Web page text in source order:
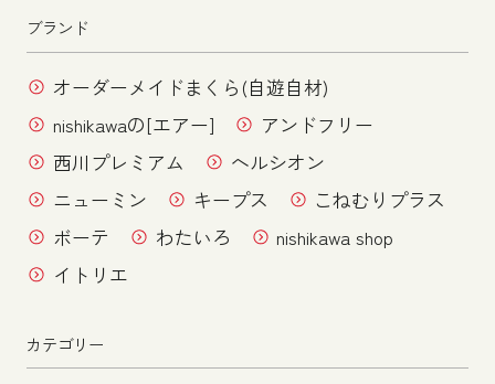
ブランド
オーダーメイドまくら(自遊自材)
nishikawaの[エアー]
アンドフリー
西川プレミアム
ヘルシオン
ニューミン
キープス
こねむりプラス
ボーテ
わたいろ
nishikawa shop
イトリエ
カテゴリー